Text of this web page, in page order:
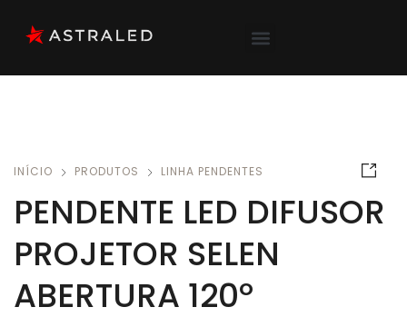
INÍCIO PRODUTOS LINHA PENDENTES
PENDENTE LED DIFUSOR
PROJETOR SELEN
ABERTURA 120º